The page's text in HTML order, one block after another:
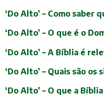
‘Do Alto’ – Como saber
‘Do Alto’ – O que é o
‘Do Alto’ – A Bíblia é
‘Do Alto’ – Quais são
‘Do Alto’ – O que a